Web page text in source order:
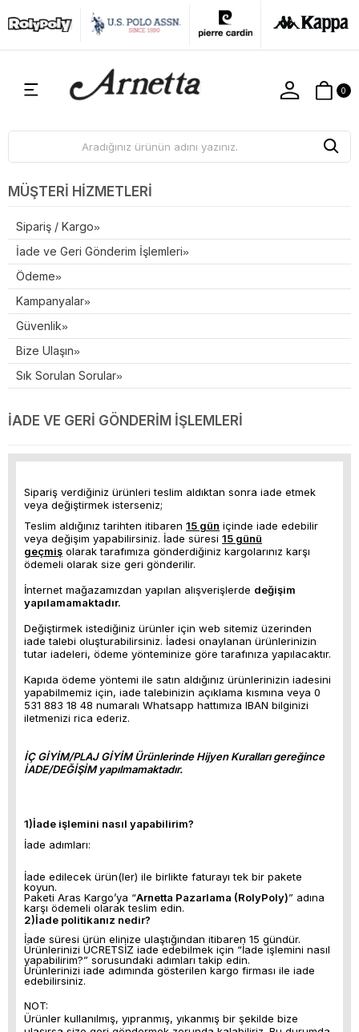
0
MÜŞTERI HIZMETLERI
Sipariş / Kargo
İade ve Geri Gönderim İşlemleri
Ödeme
Kampanyalar
Güvenlik
Bize Ulaşın
Sık Sorulan Sorular
İADE VE GERI GÖNDERIM İŞLEMLERI
Sipariş verdiğiniz ürünleri teslim aldıktan sonra iade etmek
veya değiştirmek isterseniz;
Teslim aldığınız tarihten itibaren 15 gün içinde iade edebilir
veya değişim yapabilirsiniz. İade süresi 15 günü
geçmiş olarak tarafımıza gönderdiğiniz kargolarınız karşı
ödemeli olarak size geri gönderilir.
İnternet mağazamızdan yapılan alışverişlerde değişim
yapılamamaktadır.
Değiştirmek istediğiniz ürünler için web sitemiz üzerinden
iade talebi oluşturabilirsiniz. İadesi onaylanan ürünlerinizin
tutar iadeleri, ödeme yönteminize göre tarafınıza yapılacaktır.
Kapıda ödeme yöntemi ile satın aldığınız ürünlerinizin iadesini
yapabilmemiz için, iade talebinizin açıklama kısmına veya 0
531 883 18 48 numaralı Whatsapp hattımıza IBAN bilginizi
iletmenizi rica ederiz.
İÇ GİYİM/PLAJ GİYİM Ürünlerinde Hijyen Kuralları gereğince
İADE/DEĞİŞİM yapılmamaktadır.
1)İade işlemini nasıl yapabilirim?
İade adımları:
İade edilecek ürün(ler) ile birlikte faturayı tek bir pakete
koyun.
Paketi Aras Kargo’ya “Arnetta Pazarlama (RolyPoly)” adına
karşı ödemeli olarak teslim edin.
2)İade politikanız nedir?
İade süresi ürün elinize ulaştığından itibaren 15 gündür.
Ürünlerinizi ÜCRETSİZ iade edebilmek için “İade işlemini nasıl
yapabilirim?” sorusundaki adımları takip edin.
Ürünlerinizi iade adımında gösterilen kargo firması ile iade
edebilirsiniz.
NOT:
Ürünler kullanılmış, yıpranmış, yıkanmış bir şekilde bize